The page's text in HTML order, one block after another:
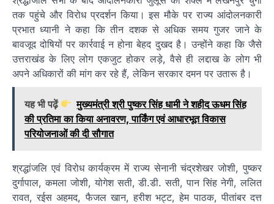
तक पहुंचे और विरोध प्रदर्शन किया। इस मौके पर राज्य आंदोलनकारी
प्रभात ध्यानी ने कहा कि तीन दशक से अधिक समय गुजर जाने के
बावजूद दोषियों पर कार्रवाई न होना बेहद दुखद है। उन्होंने कहा कि जैसे
उत्तराखंड के लिए लोग एकजुट होकर लड़े, वैसे ही लद्दाख के लोग भी
अपने अधिकारों की मांग कर रहे हैं, लेकिन सरकार दमन पर उतारू है।
यह भी पढ़ें
मुख्यमंत्री श्री पुष्कर सिंह धामी ने शहीद ऊधम सिंह
की प्रतिमा का किया अनावरण, पार्किंग एवं आधारभूत विकास
परियोजनाओं की दी सौगात
श्रद्धांजलि एवं विरोध कार्यक्रम में राज्य सेनानी चंद्रशेखर जोशी, पुष्कर
दुर्गापाल, कमला जोशी, योगेश सती, डी.डी. सती, पान सिंह नेगी, ललित
रावत, रईस अहमद, फैजल खान, हरीश भट्ट, हेम पाठक, पीतांबर दत्त